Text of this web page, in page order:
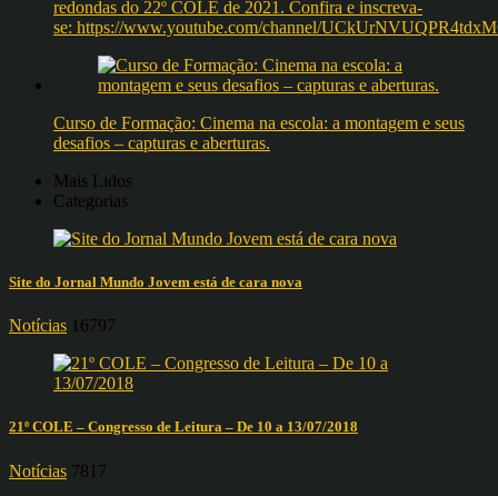
redondas do 22º COLE de 2021. Confira e inscreva-
se: https://www.youtube.com/channel/
Curso de Formação: Cinema na escola: a montagem e seus
desafios – capturas e aberturas.
Mais Lidos
Categorias
Site do Jornal Mundo Jovem está de cara nova
Notícias 16797
21º COLE – Congresso de Leitura – De 10 a 13/07/2018
Notícias 7817